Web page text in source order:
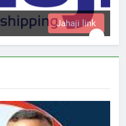
Jahaji link